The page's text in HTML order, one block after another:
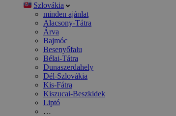
Szlovákia
minden ajánlat
Alacsony-Tátra
Árva
Bajmóc
Besenyőfalu
Bélai-Tátra
Dunaszerdahely
Dél-Szlovákia
Kis-Fátra
Kiszucai-Beszkidek
Liptó
…